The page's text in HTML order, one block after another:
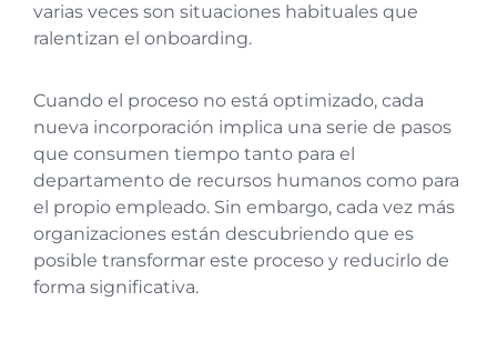
varias veces son situaciones habituales que
ralentizan el onboarding.
Cuando el proceso no está optimizado, cada
nueva incorporación implica una serie de pasos
que consumen tiempo tanto para el
departamento de recursos humanos como para
el propio empleado. Sin embargo, cada vez más
organizaciones están descubriendo que es
posible transformar este proceso y reducirlo de
forma significativa.